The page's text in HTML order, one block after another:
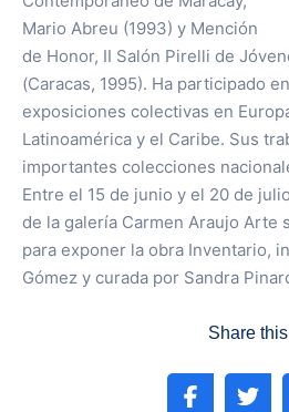
Mario Abreu (1993) y Mención
de Honor, II Salón Pirelli de
(Caracas, 1995). Ha participado
exposiciones colectivas en
Latinoamérica y el Caribe. Sus
importantes colecciones
Entre el 15 de junio y el 20 de
de la galería Carmen Araujo Arte
para exponer la obra Inventario,
Gómez y curada por Sandra
Share this